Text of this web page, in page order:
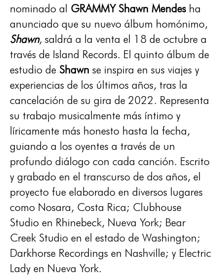
nominado al GRAMMY Shawn Mendes ha
anunciado que su nuevo álbum homónimo,
Shawn, saldrá a la venta el 18 de octubre a
través de Island Records. El quinto álbum de
estudio de Shawn se inspira en sus viajes y
experiencias de los últimos años, tras la
cancelación de su gira de 2022. Representa
su trabajo musicalmente más íntimo y
líricamente más honesto hasta la fecha,
guiando a los oyentes a través de un
profundo diálogo con cada canción. Escrito
y grabado en el transcurso de dos años, el
proyecto fue elaborado en diversos lugares
como Nosara, Costa Rica; Clubhouse
Studio en Rhinebeck, Nueva York; Bear
Creek Studio en el estado de Washington;
Darkhorse Recordings en Nashville; y Electric
Lady en Nueva York.